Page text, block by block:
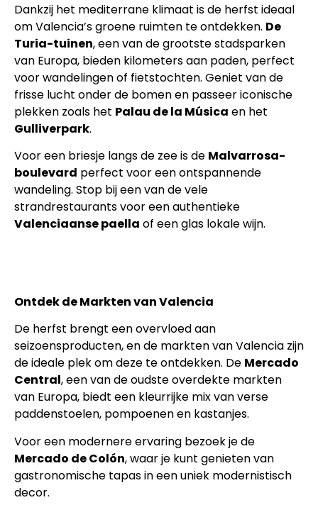
Dankzij het mediterrane klimaat is de herfst ideaal
om Valencia’s groene ruimten te ontdekken. De
Turia-tuinen, een van de grootste stadsparken
van Europa, bieden kilometers aan paden, perfect
voor wandelingen of fietstochten. Geniet van de
frisse lucht onder de bomen en passeer iconische
plekken zoals het Palau de la Música en het
Gulliverpark.
Voor een briesje langs de zee is de Malvarrosa-
boulevard perfect voor een ontspannende
wandeling. Stop bij een van de vele
strandrestaurants voor een authentieke
Valenciaanse paella of een glas lokale wijn.
Ontdek de Markten van Valencia
De herfst brengt een overvloed aan
seizoensproducten, en de markten van Valencia zijn
de ideale plek om deze te ontdekken. De Mercado
Central, een van de oudste overdekte markten
van Europa, biedt een kleurrijke mix van verse
paddenstoelen, pompoenen en kastanjes.
Voor een modernere ervaring bezoek je de
Mercado de Colón, waar je kunt genieten van
gastronomische tapas in een uniek modernistisch
decor.